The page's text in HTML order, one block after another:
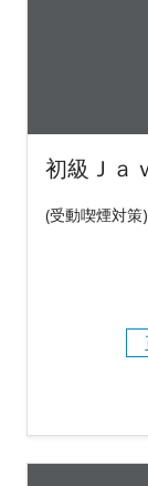
初級Ｊａ
(受動喫煙対